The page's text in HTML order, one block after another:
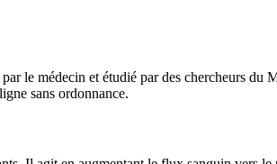
le médecin et étudié par des chercheurs du
sans ordonnance.